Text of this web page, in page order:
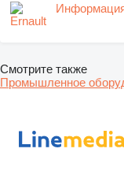
Смотрите также
Промышленное